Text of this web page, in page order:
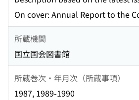
On cover: Annual Report to the
所蔵機関
国立国会図書館
所蔵巻次・年月次（所蔵事項）
1987, 1989-1990